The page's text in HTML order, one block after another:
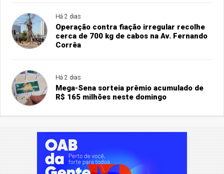
Há 2 dias
Operação contra fiação irregular recolhe
cerca de 700 kg de cabos na Av. Fernando
Corrêa
Há 2 dias
Mega-Sena sorteia prêmio acumulado de
R$ 165 milhões neste domingo